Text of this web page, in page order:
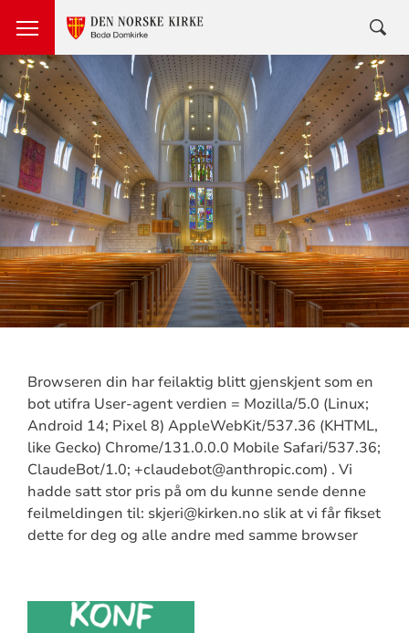
Browseren din har feilaktig blitt gjenskjent som en
bot utifra User-agent verdien = Mozilla/5.0 (Linux;
Android 14; Pixel 8) AppleWebKit/537.36 (KHTML,
like Gecko) Chrome/131.0.0.0 Mobile Safari/537.36;
ClaudeBot/1.0; +claudebot@anthropic.com) . Vi
hadde satt stor pris på om du kunne sende denne
feilmeldingen til: skjeri@kirken.no slik at vi får fikset
dette for deg og alle andre med samme browser
Artikkelsnarveger